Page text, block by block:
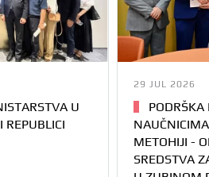
U
REPUBLICI
29 JUL 2026
METOHIJI -
SREDSTVA